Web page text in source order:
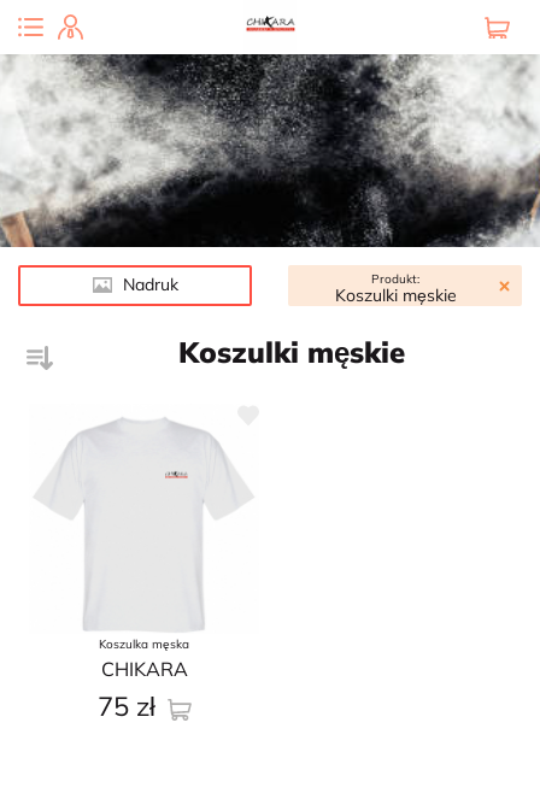
Nadruk Produkt:
Koszulki męskie
Koszulki męskie
Koszulka męska
CHIKARA
75zł